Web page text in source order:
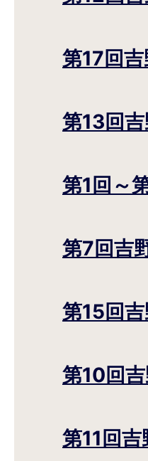
第17回
第13回
第1回～
第7回吉
第15回
第10回
第11回